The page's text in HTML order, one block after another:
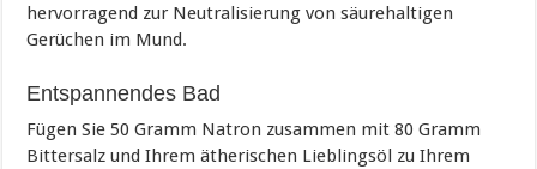
hervorragend zur Neutralisierung von säurehaltigen
Gerüchen im Mund.
Entspannendes Bad
Fügen Sie 50 Gramm Natron zusammen mit 80 Gramm
Bittersalz und Ihrem ätherischen Lieblingsöl zu Ihrem